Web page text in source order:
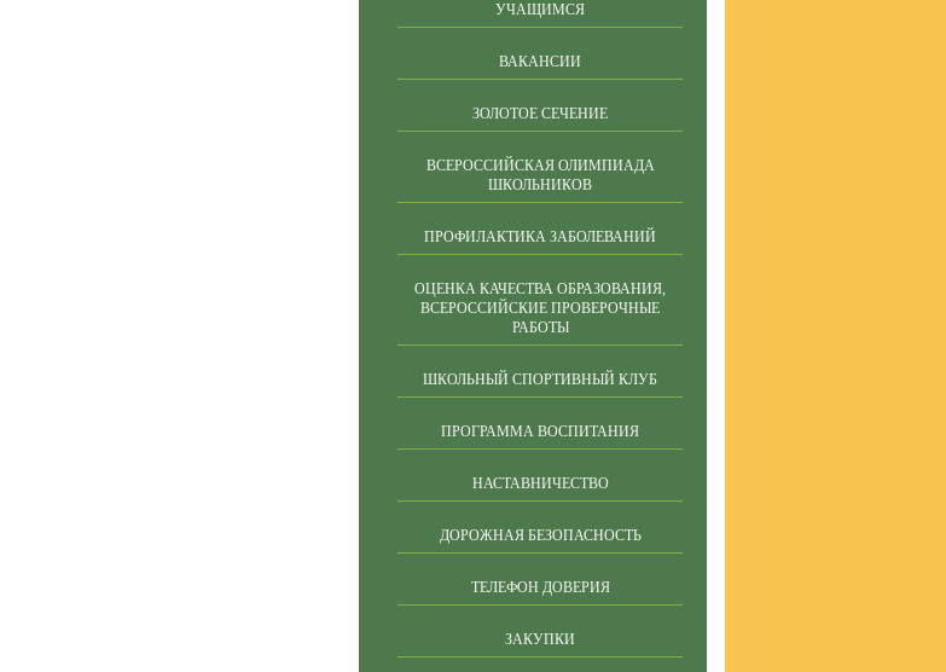
УЧАЩИМСЯ
ВАКАНСИИ
ЗОЛОТОЕ СЕЧЕНИЕ
ВСЕРОССИЙСКАЯ ОЛИМПИАДА
ШКОЛЬНИКОВ
ПРОФИЛАКТИКА ЗАБОЛЕВАНИЙ
ОЦЕНКА КАЧЕСТВА ОБРАЗОВАНИЯ,
ВСЕРОССИЙСКИЕ ПРОВЕРОЧНЫЕ
РАБОТЫ
ШКОЛЬНЫЙ СПОРТИВНЫЙ КЛУБ
ПРОГРАММА ВОСПИТАНИЯ
НАСТАВНИЧЕСТВО
ДОРОЖНАЯ БЕЗОПАСНОСТЬ
ТЕЛЕФОН ДОВЕРИЯ
ЗАКУПКИ